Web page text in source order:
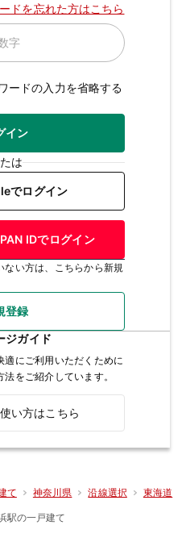
ドを忘れた方はこちら
ードの入力を省略する
イン
は
でログイン
IDでログイン
ない方は、こちらから新規
登録
ジガイド
適にご利用いただくために
をご紹介しています。
い方はこちら
て 神奈川県 沿線選択 東海道
駅の一戸建て